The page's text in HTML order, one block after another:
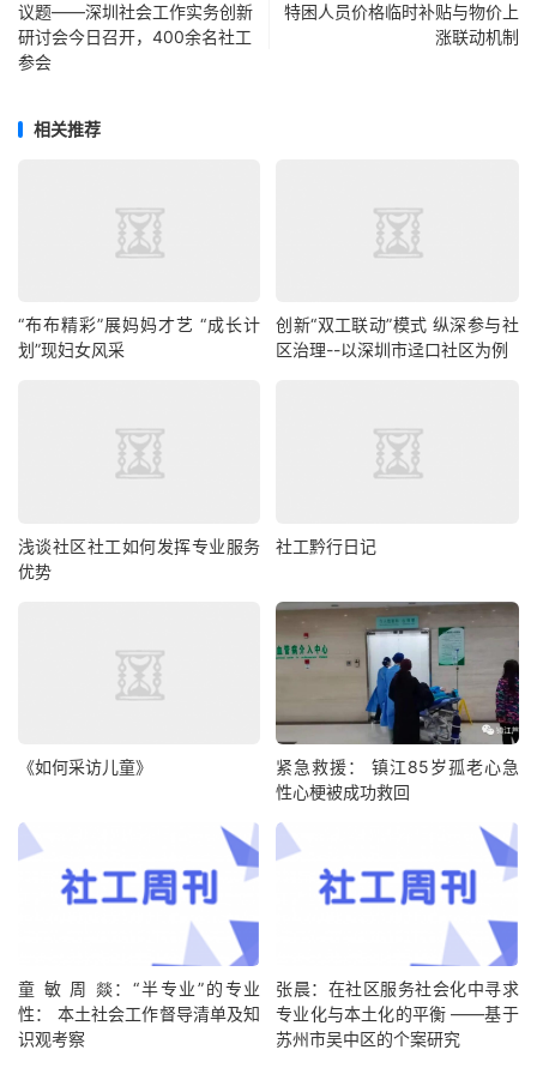
议题——深圳社会工作实务创新
研讨会今日召开，400余名社工
参会
特困人员价格临时补贴与物价上
涨联动机制
相关推荐
“布布精彩”展妈妈才艺 “成长计
划”现妇女风采
创新“双工联动”模式 纵深参与社
区治理--以深圳市迳口社区为例
浅谈社区社工如何发挥专业服务
优势
社工黔行日记
《如何采访儿童》
紧急救援： 镇江85岁孤老心急
性心梗被成功救回
童 敏 周 燚：“半专业”的专业
性： 本土社会工作督导清单及知
识观考察
张晨：在社区服务社会化中寻求
专业化与本土化的平衡 ——基于
苏州市吴中区的个案研究